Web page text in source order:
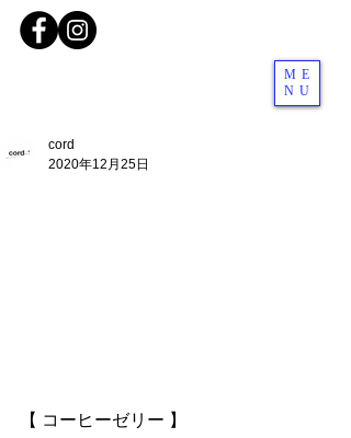
ME
NU
cord
2020年12月25日
【 コーヒーゼリー 】